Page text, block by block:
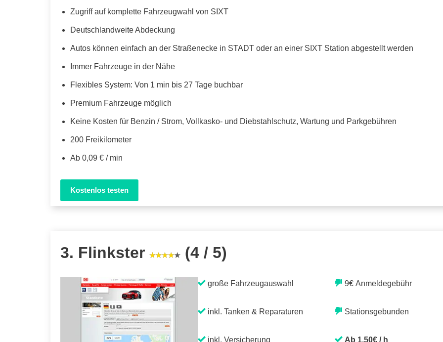
Zugriff auf komplette Fahrzeugwahl von SIXT
Deutschlandweite Abdeckung
Autos können einfach an der Straßenecke in STADT oder an einer SIXT Station abgestellt werden
Immer Fahrzeuge in der Nähe
Flexibles System: Von 1 min bis 27 Tage buchbar
Premium Fahrzeuge möglich
Keine Kosten für Benzin / Strom, Vollkasko- und Diebstahlschutz, Wartung und Parkgebühren
200 Freikilometer
Ab 0,09 € / min
Kostenlos testen
3. Flinkster (4 / 5)
große Fahrzeugauswahl
inkl. Tanken & Reparaturen
inkl. Versicherung
9€ Anmeldegebühr
Stationsgebunden
Ab 1,50€ / h